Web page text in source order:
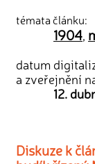
témata článku:
1904,
datum
a zveřejnění
12.
Diskuze k